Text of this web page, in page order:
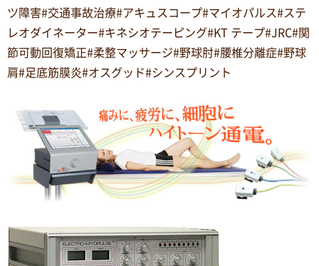
ツ障害#交通事故治療#アキュスコープ#マイオパルス#ステ
レオダイネーター#キネシオテーピング#KT テープ#JRC#関
節可動回復矯正#柔整マッサージ#野球肘#腰椎分離症#野球
肩#足底筋膜炎#オスグッド#シンスプリント